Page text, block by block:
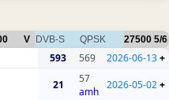
V DVB-S QPSK 27500 5/6
593 569 2026-06-13+
21
57
amh
2026-05-02+